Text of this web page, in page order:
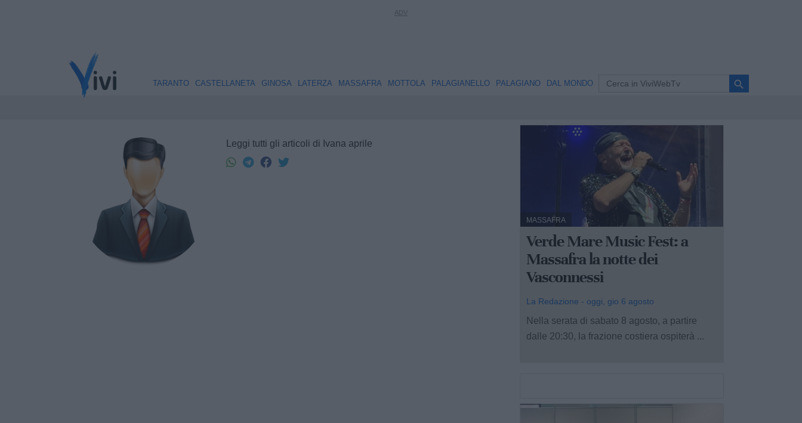
TARANTO CASTELLANETA GINOSA LATERZA MASSAFRA MOTTOLA PALAGIANELLO PALAGIANO DAL MONDO search
Leggi tutti gli articoli di Ivana aprile
MASSAFRA
Verde Mare Music Fest: a
Massafra la notte dei
Vasconnessi
La Redazione - oggi, gio 6 agosto
Nella serata di sabato 8 agosto, a partire
dalle 20:30, la frazione costiera ospiterà ...